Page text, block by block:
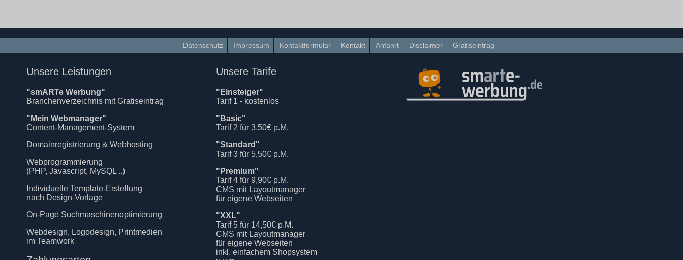
Datenschutz Impressum Kontaktformular Kontakt Anfahrt Disclaimer Gratiseintrag
Unsere Leistungen
"smARTe Werbung"
Branchenverzeichnis mit Gratiseintrag
"Mein Webmanager"
Content-Management-System
Domainregistrierung & Webhosting
Webprogrammierung
(PHP, Javascript, MySQL ..)
Individuelle Template-Erstellung
nach Design-Vorlage
On-Page Suchmaschinenoptimierung
Webdesign, Logodesign, Printmedien
im Teamwork
Unsere Tarife
"Einsteiger"
Tarif 1 - kostenlos
"Basic"
Tarif 2 für 3,50€ p.M.
"Standard"
Tarif 3 für 5,50€ p.M.
"Premium"
Tarif 4 für 9,90€ p.M.
CMS mit Layoutmanager
für eigene Webseiten
"XXL"
Tarif 5 für 14,50€ p.M.
CMS mit Layoutmanager
für eigene Webseiten
inkl. einfachem Shopsystem